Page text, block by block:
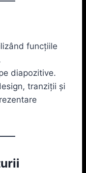
funcțiile
diapozitive.
tranziții și